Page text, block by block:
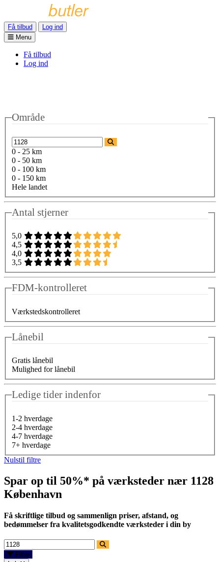
Få tilbud
Log ind
Menu
Få tilbud
Log ind
Område
0 - 25 km
0 - 50 km
0 - 100 km
0 - 150 km
Hele landet
Antal stjerner
5,0
4,5
4,0
3,5
FDM-kontrolleret
Værkstedskontrolleret
Lånebil
Gratis lånebil
Mulighed for lånebil
Ledige tider indenfor
1-2 hverdage
2-4 hverdage
4-7 hverdage
7+ hverdage
Nulstil filtre
Spar op til 50%* på værksteder nær 1128
København
Få skriftlige tilbud og sammenlign priser, afstand, og
bedømmelser fra kvalitetsgodkendte værksteder i din by
Filtre